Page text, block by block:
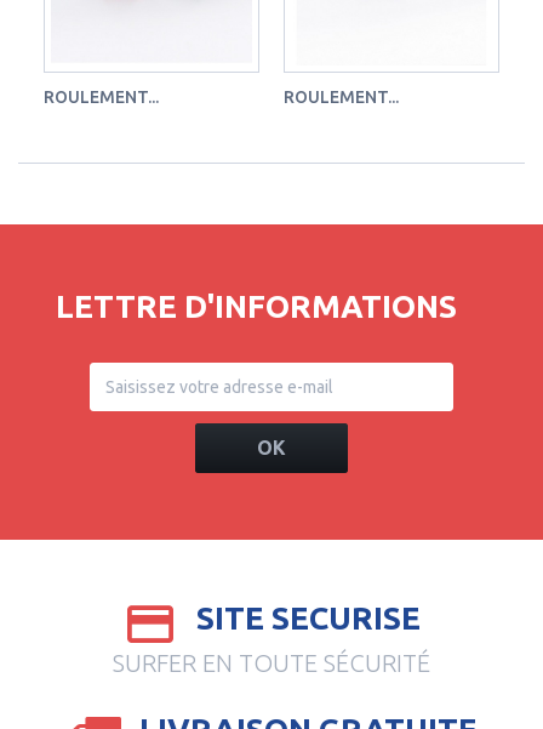
ROULEMENT... ROULEMENT...
LETTRE D'INFORMATIONS
OK
SITE SECURISE
SURFER EN TOUTE SÉCURITÉ